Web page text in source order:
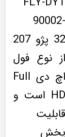
90002-
32 پژو 207
از نوع فول
اچ دی Full
HD است و
قابلیت
پخش